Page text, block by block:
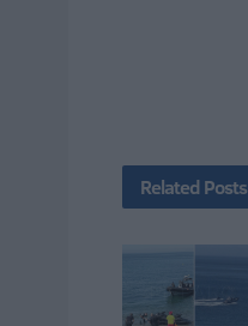
Related Posts